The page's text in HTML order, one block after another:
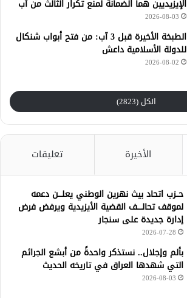
الإيزيديين هما الضمانة لمنع تكرار الثالث من آب
2026-08-03
الطبخة الأخيرة قبل 3 آب: من فتح أبواب شنكال
للدولة الأسلامية داعش
2026-08-02
الكل (2823)
الأخيرة تعليقات
حــزب اتحاد بيث نهرين الوطني يعلـــن دعمه
لموقف تحالــــف القضية الأيزيدية ويرفض فرض
إدارة جديدة على سنجار
2026-07-28
بألم وإجلال.. نستذكر واحدةً من أبشع الجرائم
التي شهدها العراق في تاريخه الحديث
2026-08-03